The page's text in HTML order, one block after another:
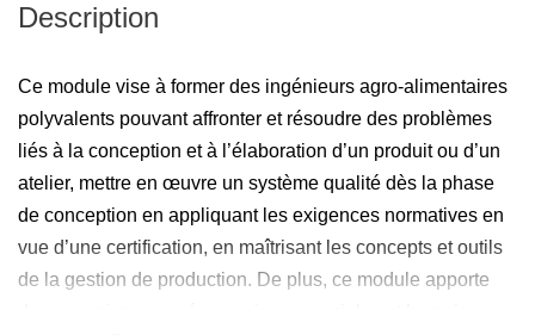
Description
Ce module vise à former des ingénieurs agro-alimentaires
polyvalents pouvant affronter et résoudre des problèmes
liés à la conception et à l’élaboration d’un produit ou d’un
atelier, mettre en œuvre un système qualité dès la phase
de conception en appliquant les exigences normatives en
vue d’une certification, en maîtrisant les concepts et outils
de la gestion de production. De plus, ce module apporte